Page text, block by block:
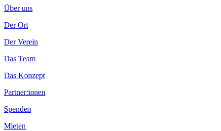
Über uns
Der Ort
Der Verein
Das Team
Das Konzept
Partner:innen
Spenden
Mieten